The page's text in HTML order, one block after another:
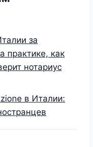
за
практике, как
нотариус
в Италии: